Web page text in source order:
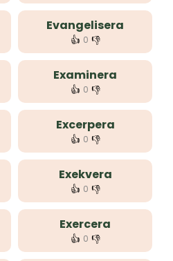
Evangelisera
👍 0 👎
Examinera
👍 0 👎
Excerpera
👍 0 👎
Exekvera
👍 0 👎
Exercera
👍 0 👎